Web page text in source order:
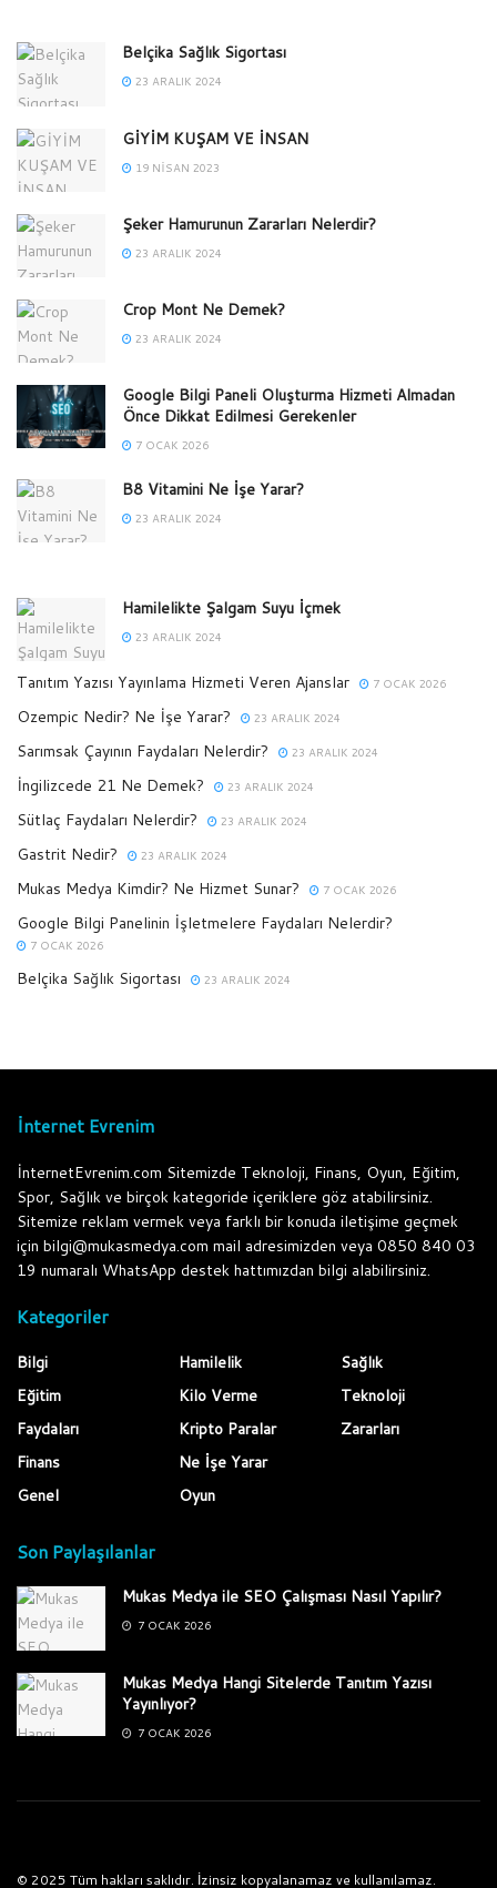
Belçika Sağlık Sigortası
23 ARALIK 2024
GİYİM KUŞAM VE İNSAN
19 NISAN 2023
Şeker Hamurunun Zararları Nelerdir?
23 ARALIK 2024
Crop Mont Ne Demek?
23 ARALIK 2024
Google Bilgi Paneli Oluşturma Hizmeti Almadan
Önce Dikkat Edilmesi Gerekenler
7 OCAK 2026
B8 Vitamini Ne İşe Yarar?
23 ARALIK 2024
Hamilelikte Şalgam Suyu İçmek
23 ARALIK 2024
Tanıtım Yazısı Yayınlama Hizmeti Veren Ajanslar 7 OCAK 2026
Ozempic Nedir? Ne İşe Yarar? 23 ARALIK 2024
Sarımsak Çayının Faydaları Nelerdir? 23 ARALIK 2024
İngilizcede 21 Ne Demek? 23 ARALIK 2024
Sütlaç Faydaları Nelerdir? 23 ARALIK 2024
Gastrit Nedir? 23 ARALIK 2024
Mukas Medya Kimdir? Ne Hizmet Sunar? 7 OCAK 2026
Google Bilgi Panelinin İşletmelere Faydaları Nelerdir?
7 OCAK 2026
Belçika Sağlık Sigortası 23 ARALIK 2024
İnternet Evrenim
İnternetEvrenim.com Sitemizde Teknoloji, Finans, Oyun, Eğitim,
Spor, Sağlık ve birçok kategoride içeriklere göz atabilirsiniz.
Sitemize reklam vermek veya farklı bir konuda iletişime geçmek
için bilgi@mukasmedya.com mail adresimizden veya 0850 840 03
19 numaralı WhatsApp destek hattımızdan bilgi alabilirsiniz.
Kategoriler
Bilgi
Eğitim
Faydaları
Finans
Genel
Hamilelik
Kilo Verme
Kripto Paralar
Ne İşe Yarar
Oyun
Sağlık
Teknoloji
Zararları
Son Paylaşılanlar
Mukas Medya ile SEO Çalışması Nasıl Yapılır?
7 OCAK 2026
Mukas Medya Hangi Sitelerde Tanıtım Yazısı
Yayınlıyor?
7 OCAK 2026
© 2025 Tüm hakları saklıdır. İzinsiz kopyalanamaz ve kullanılamaz.